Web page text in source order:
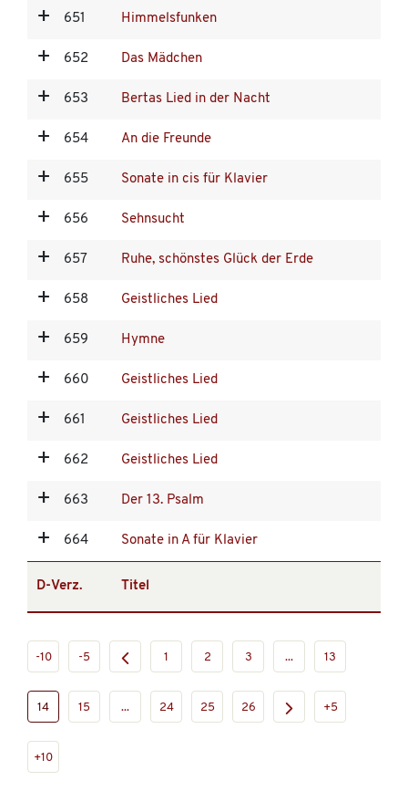
651 Himmelsfunken
652 Das Mädchen
653 Bertas Lied in der Nacht
654 An die Freunde
655 Sonate in cis für Klavier
656 Sehnsucht
657 Ruhe, schönstes Glück der Erde
658 Geistliches Lied
659 Hymne
660 Geistliches Lied
661 Geistliches Lied
662 Geistliches Lied
663 Der 13. Psalm
664 Sonate in A für Klavier
D-Verz. Titel
-10 -5 1 2 3 ... 13
14 15 ... 24 25 26 +5
+10